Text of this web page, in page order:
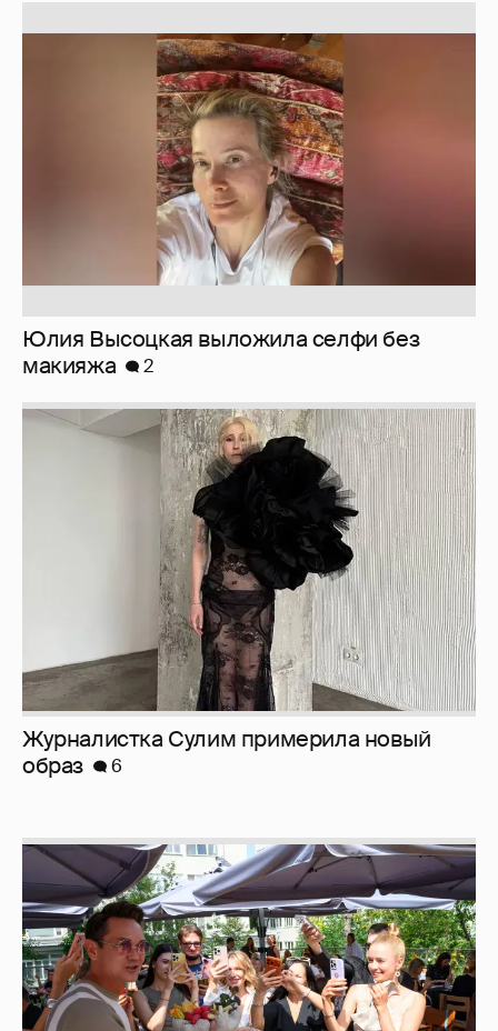
Юлия Высоцкая выложила селфи без
Журналистка Сулим примерила новый
Анастасия Гребенкина, Женя Малахова,
Оксана Русланова и другие гости
фестиваля «Баланс вкуса и ритма»:
рассматриваем летние образы